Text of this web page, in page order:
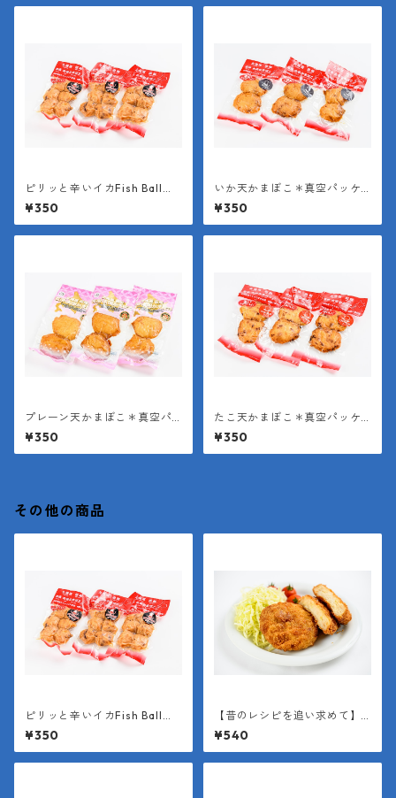
ピリッと辛いイカFish Ball＊
真空パッケージ（１袋6個入り
＊１個約25g）
¥350
いか天かまぼこ＊真空パッケ
ージ（１袋２枚入り＊１枚約4
0g）
¥350
プレーン天かまぼこ＊真空パ
ッケージ（１袋２枚入り＊１
枚約40g）
¥350
たこ天かまぼこ＊真空パッケ
ージ（１袋２枚入り＊１枚約4
0g）
¥350
その他の商品
ピリッと辛いイカFish Ball＊
真空パッケージ（１袋6個入り
＊１個約25g）
¥350
【昔のレシピを追い求めて】
かに玉メンチ
¥540